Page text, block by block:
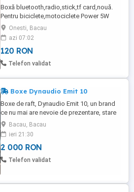
Boxă bluetooth,radio,stick,tf card,nouă.
Pentru biciclete,motociclete Power 5W
Rms.Onesti, Bacau
azi 07:02
120 RON
Telefon validat
Boxe Dynaudio Emit 10
Boxe de raft, Dynaudio Emit 10, un brand
ce nu mai are nevoie de prezentare, stare
foarte bună, atât fizic cât şi tehnic, practic
sunt ca noi, cumpărate direct din
Danemarca, livrez în cutia lor aşa cum au
venit, cu grilele magnetice neutilizate
niciodată, sunt mult mai aspectuoase aşa,
Bacau, Bacau
ieri 21:30
2 000 RON
Telefon validat